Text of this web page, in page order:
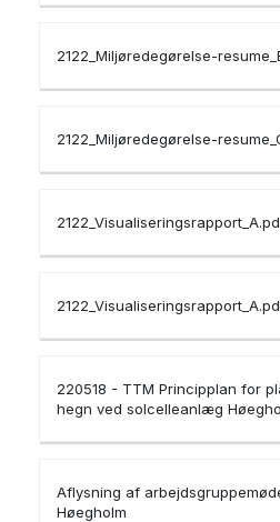
2122_Miljøredegørelse-
2122_Miljøredegørelse-
220518 - TTM Principplan for
hegn ved solcelleanlæg
Aflysning af
Høegholm